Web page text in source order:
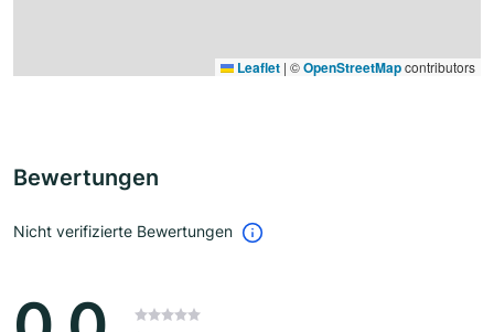
Leaflet | ©OpenStreetMapcontributors
Bewertungen
Nicht verifizierte Bewertungen